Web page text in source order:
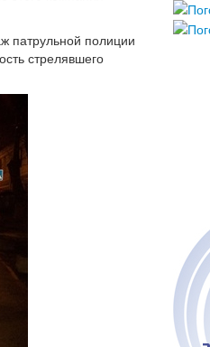
патрульной полиции
стрелявшего